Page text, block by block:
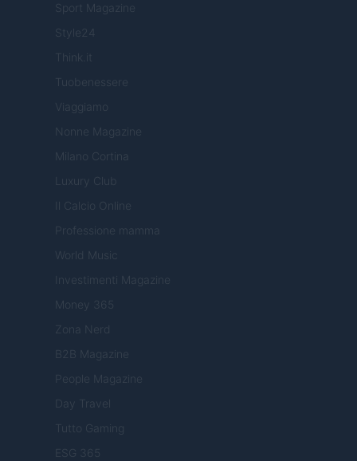
Sport Magazine
Style24
Think.it
Tuobenessere
Viaggiamo
Nonne Magazine
Milano Cortina
Luxury Club
Il Calcio Online
Professione mamma
World Music
Investimenti Magazine
Money 365
Zona Nerd
B2B Magazine
People Magazine
Day Travel
Tutto Gaming
ESG 365